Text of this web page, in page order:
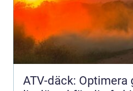
ATV-däck: Optimera